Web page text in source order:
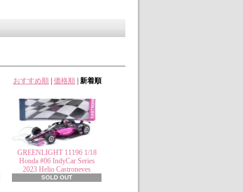
おすすめ順 価格順 新着順
GREENLIGHT 11196 1/18
Honda #06 IndyCar Series
2023 Helio Castroneves
SOLD OUT